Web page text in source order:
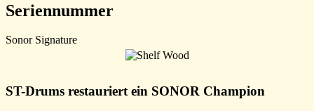
Seriennummer
Sonor Signature
ST-Drums restauriert ein SONOR Champion